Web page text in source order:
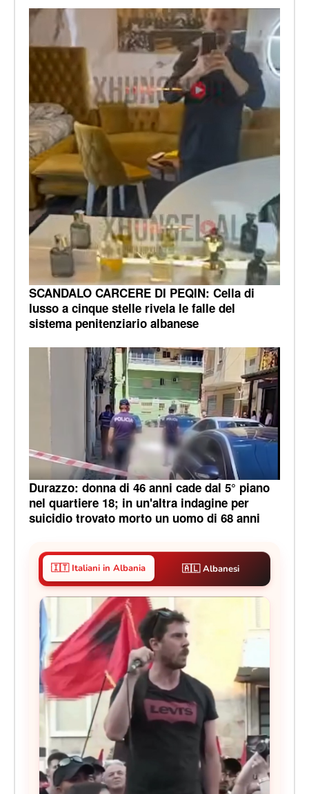
SCANDALO CARCERE DI PEQIN: Cella di
lusso a cinque stelle rivela le falle del
sistema penitenziario albanese
Durazzo: donna di 46 anni cade dal 5° piano
nel quartiere 18; in un'altra indagine per
suicidio trovato morto un uomo di 68 anni
🇮🇹 Italiani in Albania 🇦🇱 Albanesi